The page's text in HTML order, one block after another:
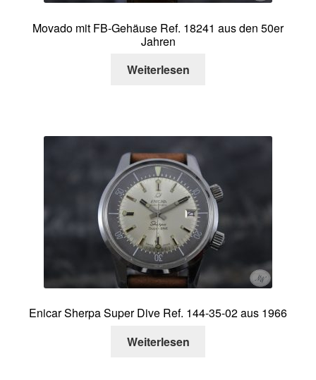
Movado mit FB-Gehäuse Ref. 18241 aus den 50er
Jahren
Weiterlesen
Enicar Sherpa Super Dive Ref. 144-35-02 aus 1966
Weiterlesen